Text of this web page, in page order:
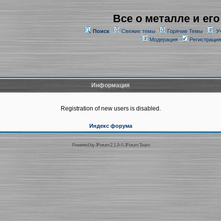
Все о металле и
Поиск Свежие темы Горячие Темы
Модерация
Регистрация
Информация
Registration of new users is disabled.
Индекс форума
Powered byJForum 2.1.9©JForum Team